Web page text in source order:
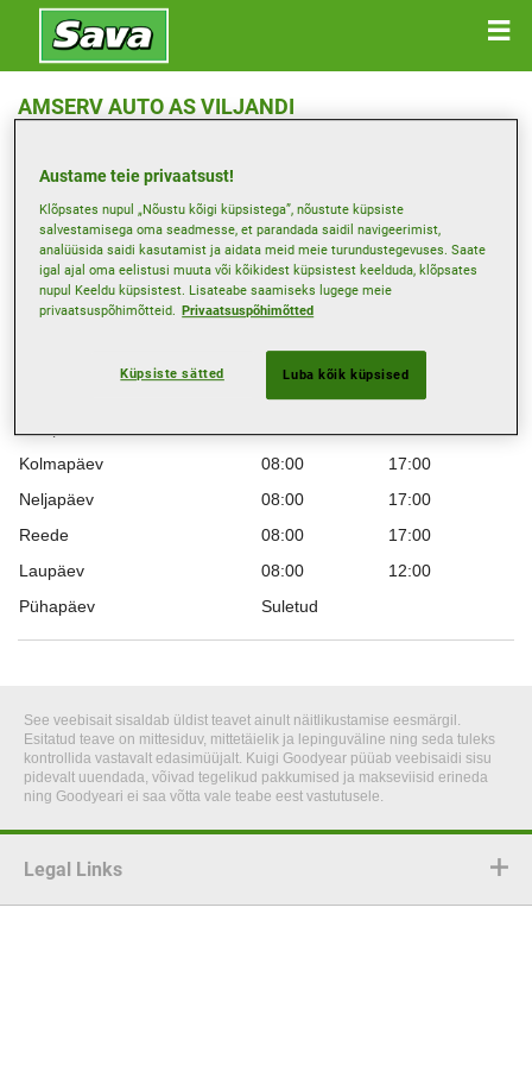
AMSERV AUTO AS VILJANDI
Hangi juhised
Kuva telefoninumber
Edasimüüja veebisait
Kolmapäev
08:00
17:00
Neljapäev
08:00
17:00
Reede
08:00
17:00
Laupäev
08:00
12:00
Pühapäev
Suletud
See veebisait sisaldab üldist teavet ainult näitlikustamise eesmärgil.
Esitatud teave on mittesiduv, mittetäielik ja lepinguväline ning seda tuleks
kontrollida vastavalt edasimüüjalt. Kuigi Goodyear püüab veebisaidi sisu
pidevalt uuendada, võivad tegelikud pakkumised ja makseviisid erineda
ning Goodyeari ei saa võtta vale teabe eest vastutusele.
Legal Links
Austame teie privaatsust!
Klõpsates nupul „Nõustu kõigi küpsistega”, nõustute küpsiste
salvestamisega oma seadmesse, et parandada saidil navigeerimist,
analüüsida saidi kasutamist ja aidata meid meie turundustegevuses. Saate
igal ajal oma eelistusi muuta või kõikidest küpsistest keelduda, klõpsates
nupul Keeldu küpsistest. Lisateabe saamiseks lugege meie
privaatsuspõhimõtteid. Privaatsuspõhimõtted
Küpsiste sätted Luba kõik küpsised